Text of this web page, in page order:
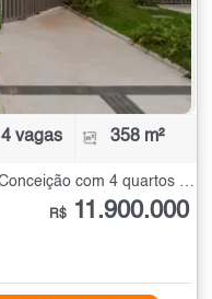
4 vagas 358 m²
Apartamento à Venda na Vila Nova Conceição com 4 quartos - 358 m²
R$ 11.900.000